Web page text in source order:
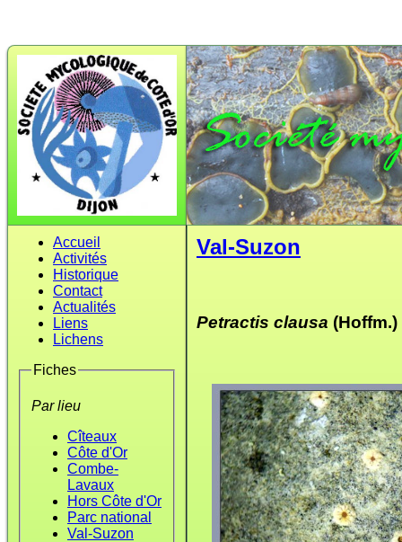
Accueil
Activités
Historique
Contact
Actualités
Liens
Lichens
Fiches
Par lieu
Cîteaux
Côte d'Or
Combe-
Lavaux
Hors Côte d'Or
Parc national
Val-Suzon
Val-Suzon
Petractis clausa